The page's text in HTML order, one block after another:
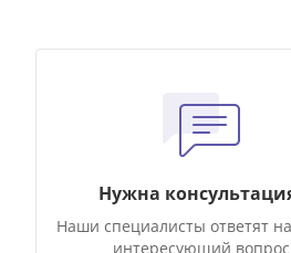
Нужна
Наши специалисты ответят
интересующий вопрос